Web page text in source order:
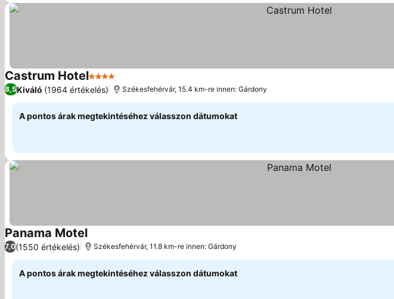
Castrum Hotel4 Kategória
8,5Kiváló (1964 értékelés) Székesfehérvár, 15.4 km-re innen: Gárdony
A pontos árak megtekintéséhez válasszon dátumokat
Panama Motel
7,0(1550 értékelés) Székesfehérvár, 11.8 km-re innen: Gárdony
A pontos árak megtekintéséhez válasszon dátumokat